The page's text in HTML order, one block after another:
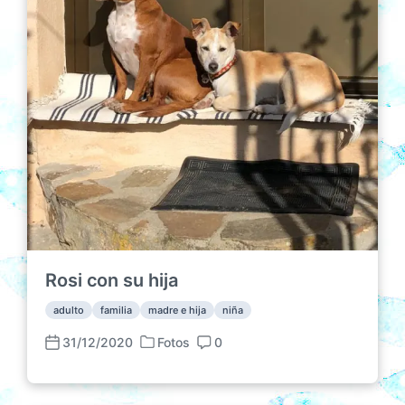
Rosi con su hija
adulto familia madre e hija niña
F
c
31/12/2020
P
b
Fotos
C
m
0